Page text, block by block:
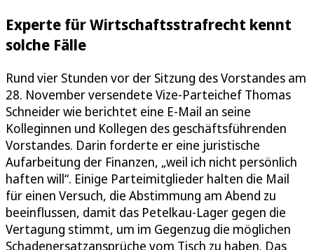
Experte für Wirtschaftsstrafrecht kennt
solche Fälle
Rund vier Stunden vor der Sitzung des Vorstandes am
28. November versendete Vize-Parteichef Thomas
Schneider wie berichtet eine E-Mail an seine
Kolleginnen und Kollegen des geschäftsführenden
Vorstandes. Darin forderte er eine juristische
Aufarbeitung der Finanzen, „weil ich nicht persönlich
haften will“. Einige Parteimitglieder halten die Mail
für einen Versuch, die Abstimmung am Abend zu
beeinflussen, damit das Petelkau-Lager gegen die
Vertagung stimmt, um im Gegenzug die möglichen
Schadenersatzansprüche vom Tisch zu haben. Das